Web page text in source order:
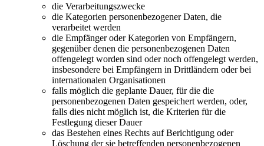
die Verarbeitungszwecke
die Kategorien personenbezogener Daten, die
verarbeitet werden
die Empfänger oder Kategorien von Empfängern,
gegenüber denen die personenbezogenen Daten
offengelegt worden sind oder noch offengelegt werden,
insbesondere bei Empfängern in Drittländern oder bei
internationalen Organisationen
falls möglich die geplante Dauer, für die die
personenbezogenen Daten gespeichert werden, oder,
falls dies nicht möglich ist, die Kriterien für die
Festlegung dieser Dauer
das Bestehen eines Rechts auf Berichtigung oder
Löschung der sie betreffenden personenbezogenen